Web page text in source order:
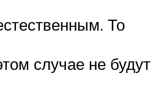
То
случае не будут